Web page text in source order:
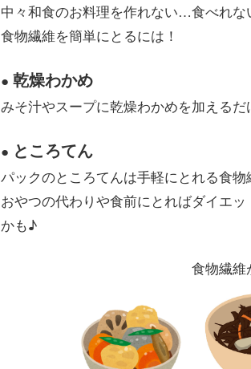
中々和食のお料理を作れない…食べれな
食物繊維を簡単にとるには！
● 乾燥わかめ
みそ汁やスープに乾燥わかめを加える
● ところてん
パックのところてんは手軽にとれる食物
おやつの代わりや食前にとればダイエ
かも♪
食物繊維